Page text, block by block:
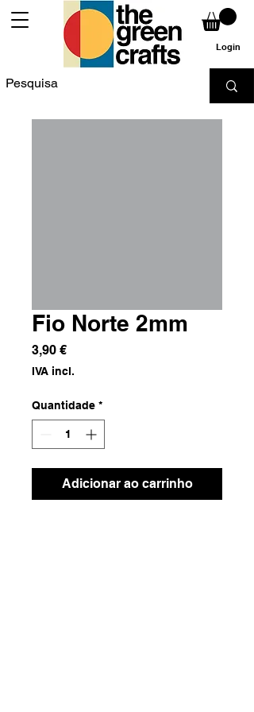
Login
Fio Norte 2mm
3,90 €Preço
IVA incl.
Quantidade *
Adicionar ao carrinho